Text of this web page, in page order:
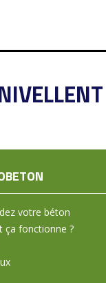
votre béton
ça fonctionne ?